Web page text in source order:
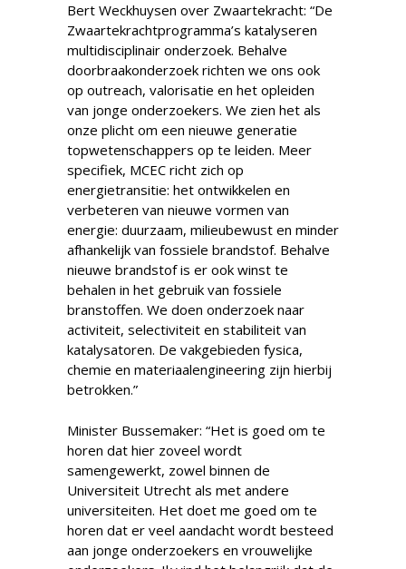
Bert Weckhuysen over Zwaartekracht: “De
Zwaartekrachtprogramma’s katalyseren
multidisciplinair onderzoek. Behalve
doorbraakonderzoek richten we ons ook
op outreach, valorisatie en het opleiden
van jonge onderzoekers. We zien het als
onze plicht om een nieuwe generatie
topwetenschappers op te leiden. Meer
specifiek, MCEC richt zich op
energietransitie: het ontwikkelen en
verbeteren van nieuwe vormen van
energie: duurzaam, milieubewust en minder
afhankelijk van fossiele brandstof. Behalve
nieuwe brandstof is er ook winst te
behalen in het gebruik van fossiele
branstoffen. We doen onderzoek naar
activiteit, selectiviteit en stabiliteit van
katalysatoren. De vakgebieden fysica,
chemie en materiaalengineering zijn hierbij
betrokken.”
Minister Bussemaker: “Het is goed om te
horen dat hier zoveel wordt
samengewerkt, zowel binnen de
Universiteit Utrecht als met andere
universiteiten. Het doet me goed om te
horen dat er veel aandacht wordt besteed
aan jonge onderzoekers en vrouwelijke